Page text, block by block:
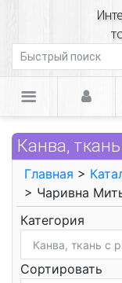
Канва,
Главная >
> Чаривна
Категория
Сортировать